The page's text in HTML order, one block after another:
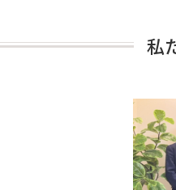
私